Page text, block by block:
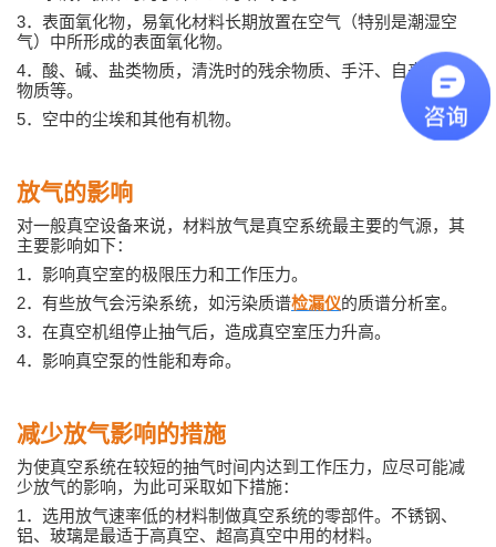
3．表面氧化物，易氧化材料长期放置在空气（特别是潮湿空
气）中所形成的表面氧化物。
4．酸、碱、盐类物质，清洗时的残余物质、手汗、自来水中矿
物质等。
5．空中的尘埃和其他有机物。
放气的影响
对一般真空设备来说，材料放气是真空系统最主要的气源，其
主要影响如下：
1．影响真空室的极限压力和工作压力。
2．有些放气会污染系统，如污染质谱检漏仪的质谱分析室。
3．在真空机组停止抽气后，造成真空室压力升高。
4．影响真空泵的性能和寿命。
减少放气影响的措施
为使真空系统在较短的抽气时间内达到工作压力，应尽可能减
少放气的影响，为此可采取如下措施：
1．选用放气速率低的材料制做真空系统的零部件。不锈钢、
铝、玻璃是最适于高真空、超高真空中用的材料。